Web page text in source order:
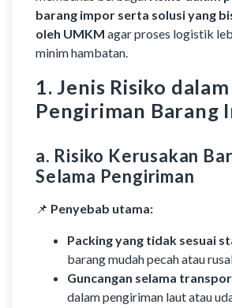
barang impor serta solusi yang
oleh UMKM agar proses logistik
minim hambatan.
1. Jenis Risiko dalam
Pengiriman Barang
a. Risiko Kerusakan
Selama Pengiriman
📌 Penyebab utama:
Packing yang tidak sesuai
barang mudah pecah atau
Guncangan selama
dalam pengiriman laut atau